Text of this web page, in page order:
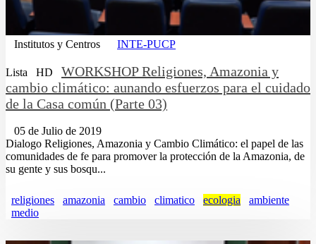
Institutos y Centros INTE-PUCP
Lista HD
WORKSHOP Religiones, Amazonia y
cambio climático: aunando esfuerzos para el cuidado
de la Casa común (Parte 03)
05 de Julio de 2019
Dialogo Religiones, Amazonia y Cambio Climático: el papel de las
comunidades de fe para promover la protección de la Amazonia, de
su gente y sus bosqu...
religiones amazonia cambio climatico ecologia
ambiente
medio